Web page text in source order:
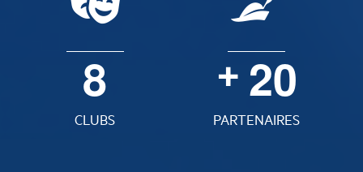
8
CLUBS
+ 20
PARTENAIRES